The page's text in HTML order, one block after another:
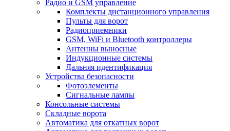
Радио и GSM управление
Комплекты дистанционного управления
Пульты для ворот
Радиоприемники
GSM, WiFi и Bluetooth контроллеры
Антенны выносные
Индукционные системы
Дальняя идентификация
Устройства безопасности
Фотоэлементы
Сигнальные лампы
Консольные системы
Складные ворота
Автоматика для откатных ворот